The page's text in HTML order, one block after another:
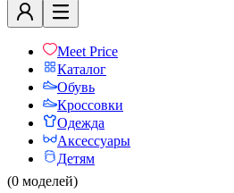
Meet Price
Каталог
Обувь
Кроссовки
Одежда
Аксессуары
Детям
(0 моделей)